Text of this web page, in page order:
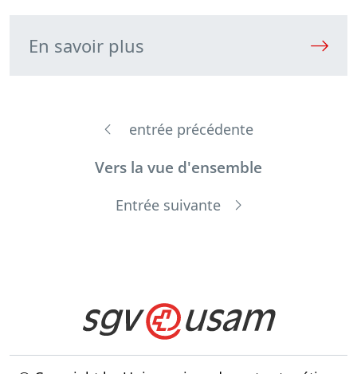
En savoir plus
entrée précédente
Vers la vue d'ensemble
Entrée suivante